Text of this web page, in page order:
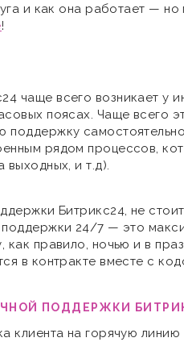
и как она работает —
!
чаще всего возникает у
поясах. Чаще всего
поддержку
рядом процессов,
выходных, и т.д).
Битрикс24, не
24/7 — это
как правило, ночью и в
в контракте вместе с
ПОДДЕРЖКИ
клиента на горячую